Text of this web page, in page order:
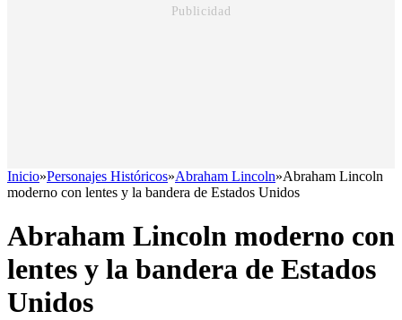
Inicio»Personajes Históricos»Abraham Lincoln»Abraham Lincoln
moderno con lentes y la bandera de Estados Unidos
Abraham Lincoln moderno con
lentes y la bandera de Estados
Unidos